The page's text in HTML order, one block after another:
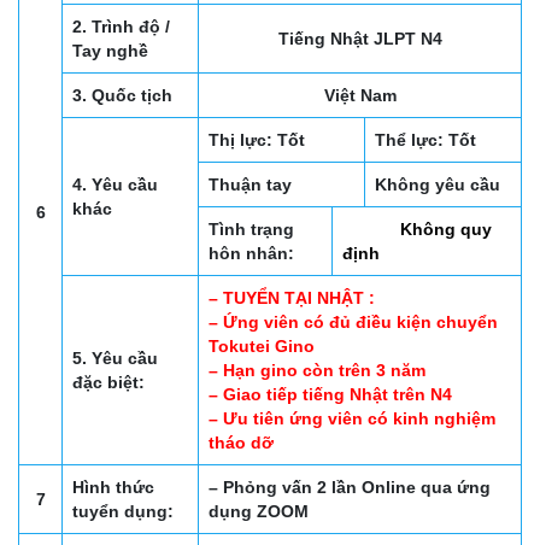
6
2. Trình độ /
Tay nghề
Tiếng Nhật JLPT N4
3. Quốc tịch Việt Nam
4. Yêu cầu
khác
Thị lực: Tốt Thể lực: Tốt
Thuận tay Không yêu cầu
Tình trạng
hôn nhân:
Không quy
định
5. Yêu cầu
đặc biệt:
– TUYỂN TẠI NHẬT :
– Ứng viên có đủ điều kiện chuyển
Tokutei Gino
– Hạn gino còn trên 3 năm
– Giao tiếp tiếng Nhật trên N4
– Ưu tiên ứng viên có kinh nghiệm
tháo dỡ
7
Hình thức
tuyển dụng:
– Phỏng vấn 2 lần Online qua ứng
dụng ZOOM